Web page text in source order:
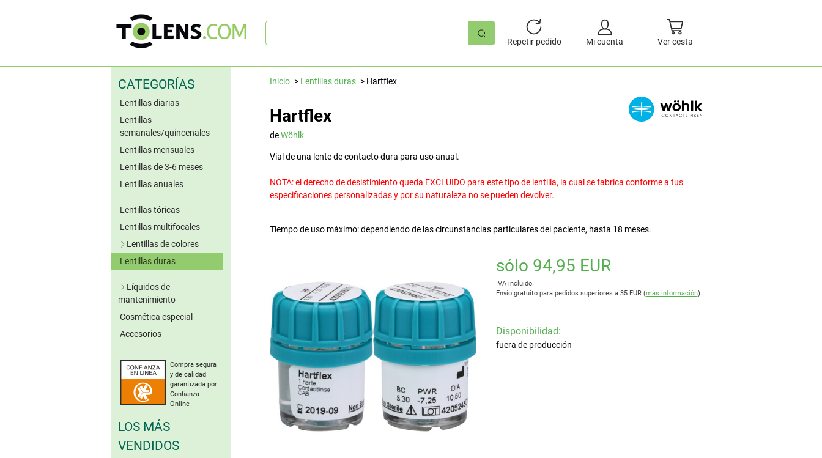
Búsqueda
Repetir pedido Mi cuenta Ver cesta
CATEGORÍAS
Lentillas diarias
Lentillas
semanales/quincenales
Lentillas mensuales
Lentillas de 3-6 meses
Lentillas anuales
Lentillas tóricas
Lentillas multifocales
Lentillas de colores
Lentillas azules
Lentillas grises
Lentillas marrones
Otros colores
colores
Lentillas duras
Líquidos de
mantenimiento
Soluciones únicas
Sin conserv.
Sistemas de peróxido
Solución salina
Gotas oculares
Cuidado de lentillas
Tamaño viaje
Cosmética especial
Accesorios
Compra segura
y de calidad
garantizada por
Confianza
Online
LOS MÁS
VENDIDOS
Inicio Lentillas duras Hartflex
Hartflex
deWöhlk
Vial de una lente de contacto dura para uso anual.
NOTA: el derecho de desistimiento queda EXCLUIDO para este tipo de lentilla, la cual se fabrica conforme a tus
especificaciones personalizadas y por su naturaleza no se pueden devolver.
Tiempo de uso máximo: dependiendo de las circunstancias particulares del paciente, hasta 18 meses.
sólo 94,95 EUR
IVA incluido.
Envío gratuito para pedidos superiores a 35 EUR (más información).
Disponibilidad:
fuera de producción